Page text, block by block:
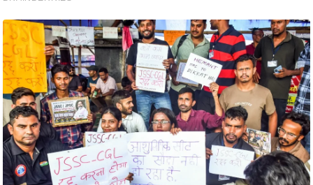
आ
ई
चा
य
प
र
स
मी